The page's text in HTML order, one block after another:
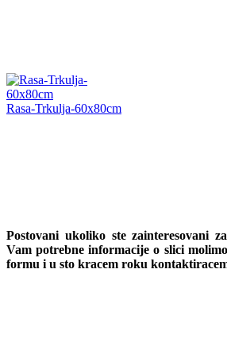
Rasa-Trkulja-60x80cm
Postovani ukoliko ste zainteresovani
Vam potrebne informacije o slici
formu i u sto kracem roku